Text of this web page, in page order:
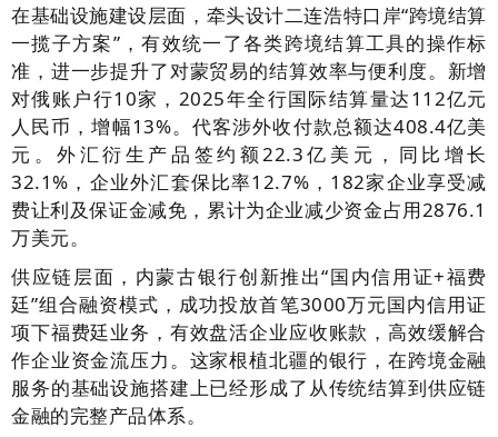
在基础设施建设层面，牵头设计二连浩特口岸“跨境结算
一揽子方案”，有效统一了各类跨境结算工具的操作标
准，进一步提升了对蒙贸易的结算效率与便利度。新增
对俄账户行10家，2025年全行国际结算量达112亿元
人民币，增幅13%。代客涉外收付款总额达408.4亿美
元。外汇衍生产品签约额22.3亿美元，同比增长
32.1%，企业外汇套保比率12.7%，182家企业享受减
费让利及保证金减免，累计为企业减少资金占用2876.1
万美元。
供应链层面，内蒙古银行创新推出“国内信用证+福费
廷”组合融资模式，成功投放首笔3000万元国内信用证
项下福费廷业务，有效盘活企业应收账款，高效缓解合
作企业资金流压力。这家根植北疆的银行，在跨境金融
服务的基础设施搭建上已经形成了从传统结算到供应链
金融的完整产品体系。